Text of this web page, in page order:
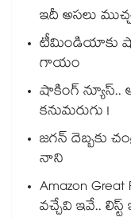
ఇదీ అసలు
టీమిండియాకు
గాయం
షాకింగ్ న్యూస్..
కనుమరుగు !
జగన్ దెబ్బకు
నాని
Amazon Great
వచ్చేవి ఇవే.. లిస్ట్